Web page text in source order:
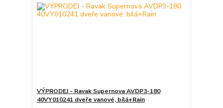
VÝPRODEJ - Ravak Supernova AVDP3-180
40VY010241 dveře vanové, bílá+Rain